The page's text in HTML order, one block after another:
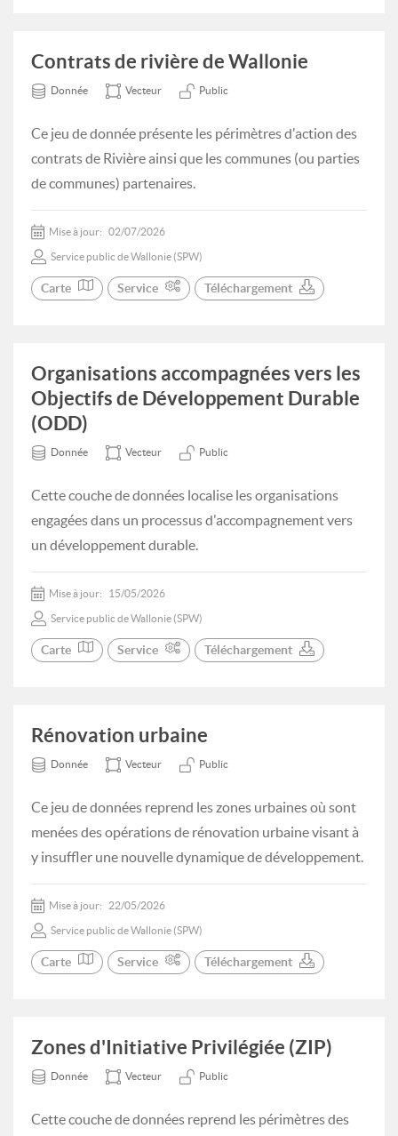
Contrats de rivière de Wallonie
Donnée Vecteur Public
Ce jeu de donnée présente les périmètres d'action des
contrats de Rivière ainsi que les communes (ou parties
de communes) partenaires.
Mise à jour: 02/07/2026
Service public de Wallonie (SPW)
Carte Service Téléchargement
Organisations accompagnées vers les
Objectifs de Développement Durable
(ODD)
Donnée Vecteur Public
Cette couche de données localise les organisations
engagées dans un processus d'accompagnement vers
un développement durable.
Mise à jour: 15/05/2026
Service public de Wallonie (SPW)
Carte Service Téléchargement
Rénovation urbaine
Donnée Vecteur Public
Ce jeu de données reprend les zones urbaines où sont
menées des opérations de rénovation urbaine visant à
y insuffler une nouvelle dynamique de développement.
Mise à jour: 22/05/2026
Service public de Wallonie (SPW)
Carte Service Téléchargement
Zones d'Initiative Privilégiée (ZIP)
Donnée Vecteur Public
Cette couche de données reprend les périmètres des